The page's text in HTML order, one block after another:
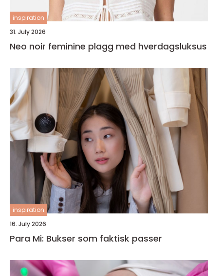
inspiration
31. July 2026
Neo noir feminine plagg med hverdagsluksus
inspiration
16. July 2026
Para Mi: Bukser som faktisk passer